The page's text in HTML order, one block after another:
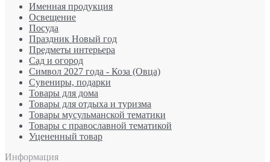
Именная продукция
Освещение
Посуда
Праздник Новый год
Предметы интерьера
Сад и огород
Символ 2027 года - Коза (Овца)
Сувениры, подарки
Товары для дома
Товары для отдыха и туризма
Товары мусульманской тематики
Товары с православной тематикой
Уцененный товар
Информация